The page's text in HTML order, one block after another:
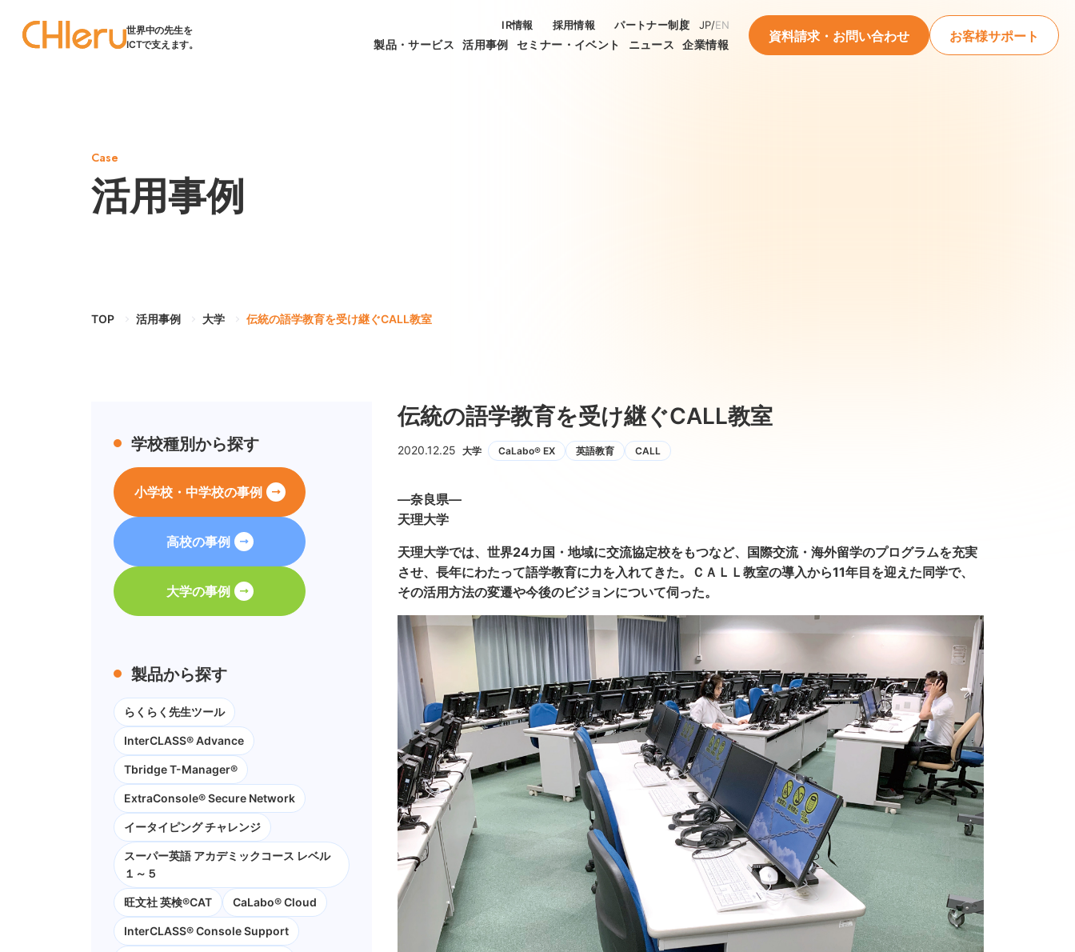
世界中の先生を
ICTで支えます。
製品・サービス 活用事例 セミナー・イベント ニュース 企業情報
IR情報 採用情報 パートナー制度 JP/EN
資料請求・お問い合わせ お客様サポート
Case
活用事例
TOP 活用事例 大学 伝統の語学教育を受け継ぐCALL教室
伝統の語学教育を受け継ぐCALL教室
2020.12.25 大学 CaLabo® EX 英語教育 CALL
―奈良県―
天理大学
天理大学では、世界24カ国・地域に交流協定校をもつなど、国際交流・海外留学のプログラムを充実
させ、長年にわたって語学教育に力を入れてきた。ＣＡＬＬ教室の導入から11年目を迎えた同学で、
その活用方法の変遷や今後のビジョンについて伺った。
学校種別から探す
小学校・中学校の事例
高校の事例
大学の事例
製品から探す
らくらく先生ツール
InterCLASS® Advance
Tbridge T-Manager®
ExtraConsole® Secure Network
イータイピング チャレンジ
スーパー英語 アカデミックコース レベル
１～５
旺文社 英検®CAT CaLabo®︎ Cloud
InterCLASS®︎ Console Support